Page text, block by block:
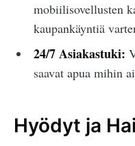
mobiilisovellusten
kaupankäyntiä
24/7 Asiakastuki:
saavat apua mihin
Hyödyt ja